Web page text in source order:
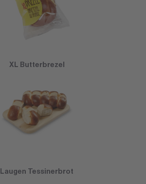
XL Butterbrezel
Laugen Tessinerbrot